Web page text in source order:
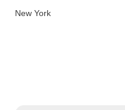
New York